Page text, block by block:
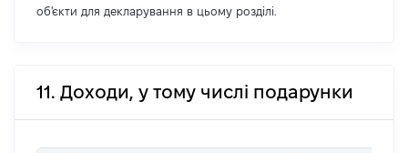
об'єкти для декларування в цьому розділі.
11. Доходи, у тому числі подарунки